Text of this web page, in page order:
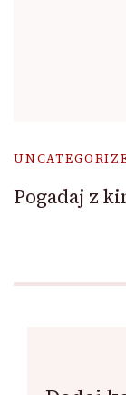
Pogadaj z